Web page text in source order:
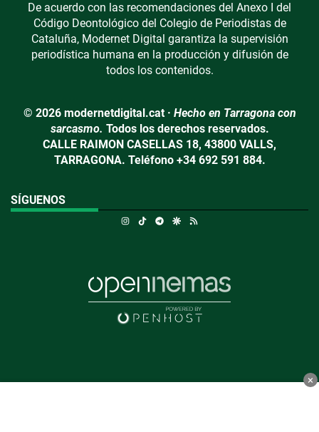
De acuerdo con las recomendaciones del Anexo I del
Código Deontológico del Colegio de Periodistas de
Cataluña, Modernet Digital garantiza la supervisión
periodística humana en la producción y difusión de
todos los contenidos.
© 2026 modernetdigital.cat · Hecho en Tarragona con
sarcasmo. Todos los derechos reservados.
CALLE RAIMON CASELLAS 18, 43800 VALLS,
TARRAGONA. Teléfono +34 692 591 884.
SÍGUENOS
Instagram
TikTokTelegramGoogle Discover
×